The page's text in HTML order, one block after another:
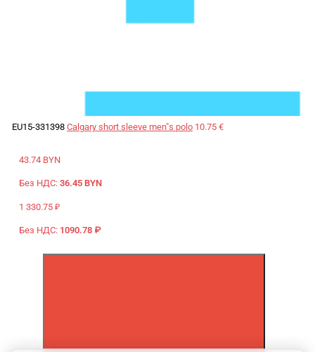
EU15-331398 Calgary short sleeve men"s polo 10.75 €
43.74 BYN
Без НДС: 36.45 BYN
1 330.75 ₽
Без НДС: 1090.78 ₽